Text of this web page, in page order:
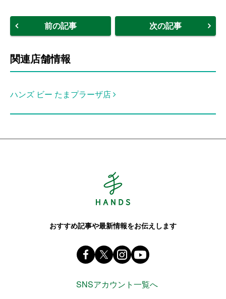
前の記事 次の記事
関連店舗情報
ハンズ ビー たまプラーザ店
おすすめ記事や最新情報をお伝えします
Facebook ハンズ公式ファンページ
X(旧 twitter) @Hands_official_
instagram
SNSアカウント一覧へ